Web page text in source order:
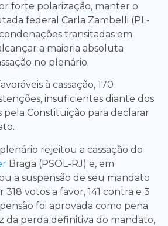
forte polarização, manter o
federal Carla Zambelli (PL-
transitadas em
a maioria absoluta
no plenário.
à cassação, 170
insuficientes diante dos
pela Constituição para declarar
rejeitou a cassação do
Braga (PSOL-RJ) e, em
a suspensão de seu mandato
318 votos a favor, 141 contra e 3
foi aprovada como pena
da perda definitiva do mandato,